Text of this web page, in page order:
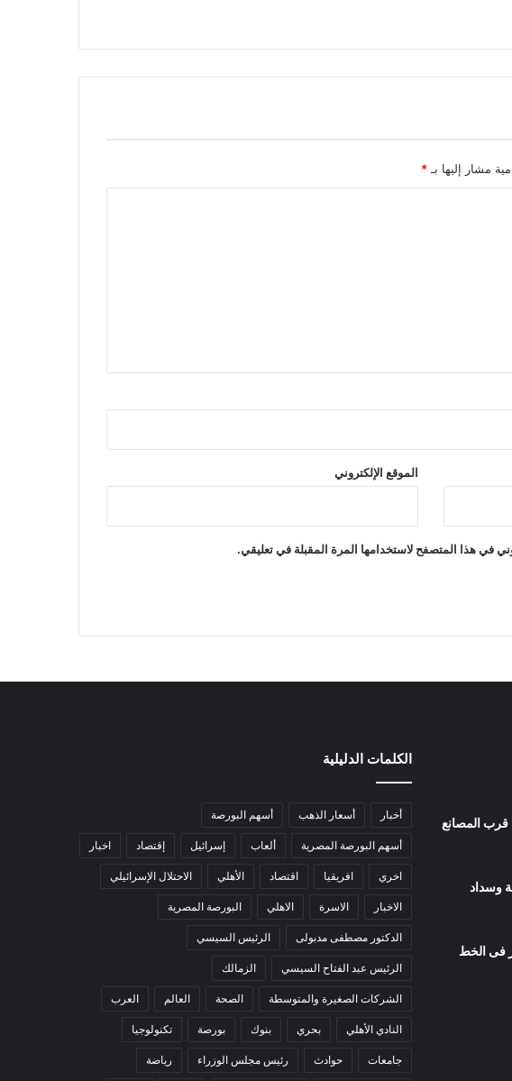
مشار إليها بـ *
الموقع الإلكتروني
في هذا المتصفح لاستخدامها المرة المقبلة في تعليقي.
المصانع
وسداد
فى الخط
الكلمات الدليلية
أخبار أسعار الذهب أسهم البورصة
أسهم البورصة المصرية ألعاب إسرائيل إقتصاد اخبار
اخري افريقيا اقتصاد الأهلي الاحتلال الإسرائيلي
الاخبار الاسرة الاهلي البورصة المصرية
الدكتور مصطفى مدبولى الرئيس السيسي
الرئيس عبد الفتاح السيسي الزمالك
الشركات الصغيرة والمتوسطة الصحة العالم العرب
النادي الأهلي بحري بنوك بورصة تكنولوجيا
جامعات حوادث رئيس مجلس الوزراء رياضة